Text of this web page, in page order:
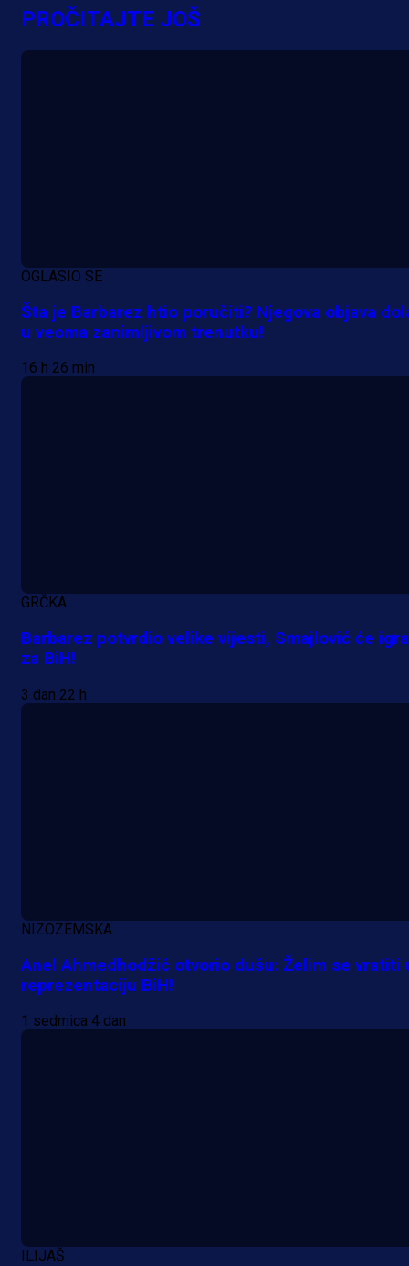
Njegova objava dolazi u veoma
zanimljivom trenutku!
MrBit: Isprati kvalifikacije za
bonus dobrodošlice!
PROČITAJTE JOŠ
OGLASIO SE
Šta je Barbarez htio poručiti? Njegova objava
u veoma zanimljivom trenutku!
16 h 26 min
GRČKA
Barbarez potvrdio velike vijesti, Smajlović će
za BiH!
3 dan 22 h
NIZOZEMSKA
Anel Ahmedhodžić otvorio dušu: Želim se vratiti
reprezentaciju BiH!
1 sedmica 4 dan
ILIJAŠ